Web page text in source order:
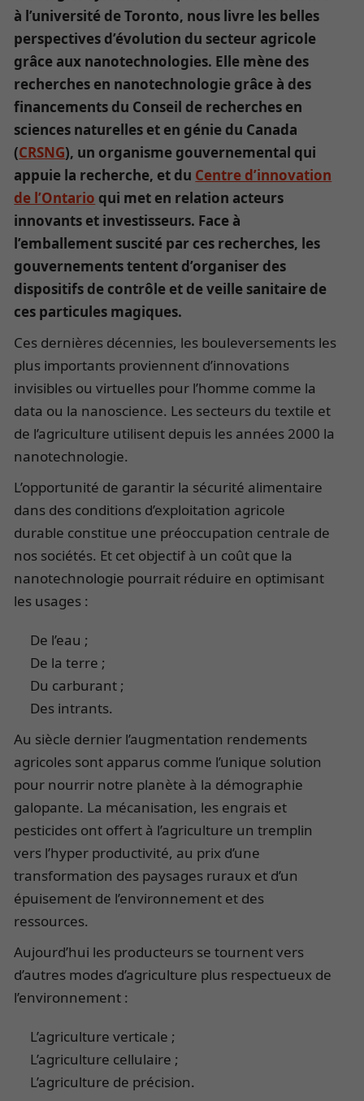
à l’université de Toronto, nous livre les belles
perspectives d’évolution du secteur agricole
grâce aux nanotechnologies. Elle mène des
recherches en nanotechnologie grâce à des
financements du Conseil de recherches en
sciences naturelles et en génie du Canada
(CRSNG), un organisme gouvernemental qui
appuie la recherche, et du Centre d’innovation
de l’Ontario qui met en relation acteurs
innovants et investisseurs. Face à
l’emballement suscité par ces recherches, les
gouvernements tentent d’organiser des
dispositifs de contrôle et de veille sanitaire de
ces particules magiques.
Ces dernières décennies, les bouleversements les
plus importants proviennent d’innovations
invisibles ou virtuelles pour l’homme comme la
data ou la nanoscience. Les secteurs du textile et
de l’agriculture utilisent depuis les années 2000 la
nanotechnologie.
L’opportunité de garantir la sécurité alimentaire
dans des conditions d’exploitation agricole
durable constitue une préoccupation centrale de
nos sociétés. Et cet objectif à un coût que la
nanotechnologie pourrait réduire en optimisant
les usages :
De l’eau ;
De la terre ;
Du carburant ;
Des intrants.
Au siècle dernier l’augmentation rendements
agricoles sont apparus comme l’unique solution
pour nourrir notre planète à la démographie
galopante. La mécanisation, les engrais et
pesticides ont offert à l’agriculture un tremplin
vers l’hyper productivité, au prix d’une
transformation des paysages ruraux et d’un
épuisement de l’environnement et des
ressources.
Aujourd’hui les producteurs se tournent vers
d’autres modes d’agriculture plus respectueux de
l’environnement :
L’agriculture verticale ;
L’agriculture cellulaire ;
L’agriculture de précision.